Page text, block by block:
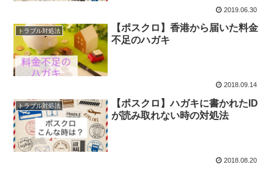
2019.06.30
トラブル対処法
【ポスクロ】香港から届いた料金
不足のハガキ
2018.09.14
トラブル対処法
【ポスクロ】ハガキに書かれたID
が読み取れない時の対処法
2018.08.20